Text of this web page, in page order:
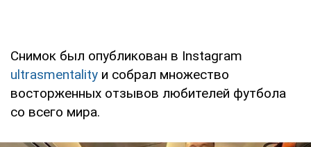
Снимок был опубликован в Instagram
ultrasmentality и собрал множество
восторженных отзывов любителей футбола
со всего мира.